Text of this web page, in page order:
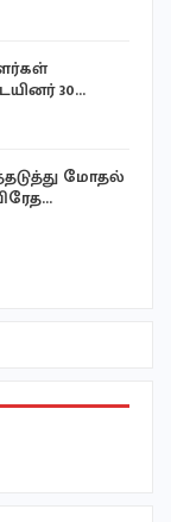
30…
மோதல்